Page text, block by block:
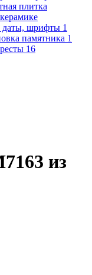
плитка
шрифты 1
памятника 1
16
из